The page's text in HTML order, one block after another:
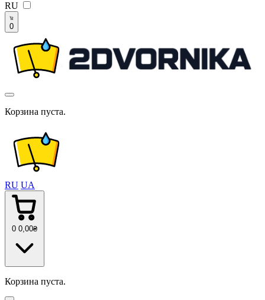
RU
0
Корзина пуста.
RU UA
0 0 ,00₴
Корзина пуста.